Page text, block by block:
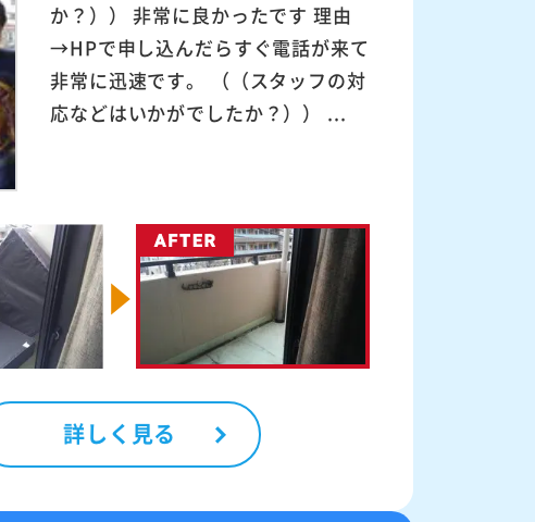
か？）） 非常に良かったです 理由
→HPで申し込んだらすぐ電話が来て
非常に迅速です。 （（スタッフの対
応などはいかがでしたか？）） ...
詳しく見る